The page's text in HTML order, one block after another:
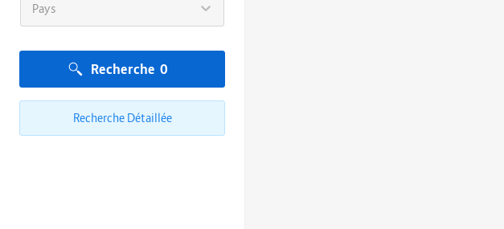
Pays
Recherche 0
Recherche Détaillée